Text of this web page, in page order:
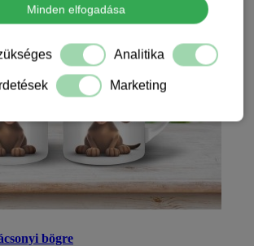
bögre
Minden elfogadása
Analitika
Marketing